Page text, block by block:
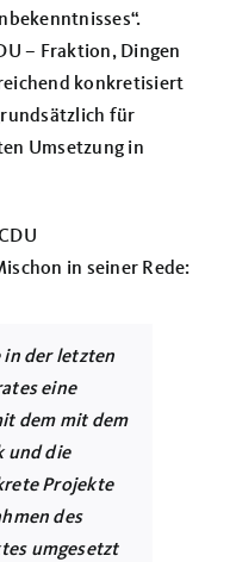
– Fraktion, Dingen
konkretisiert
für
Umsetzung in
in seiner Rede:
in der letzten
eine
dem mit dem
und die
Projekte
des
umgesetzt